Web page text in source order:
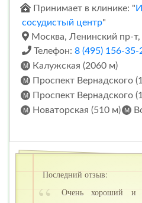
Принимает в клинике: "
сосудистый центр"
Москва, Ленинский пр-т,
Телефон: 8 (495) 156-35-
Калужская (2060 м)
Проспект Вернадского
Проспект Вернадского
Новаторская (510 м)
Последний отзыв:
Очень хороший и